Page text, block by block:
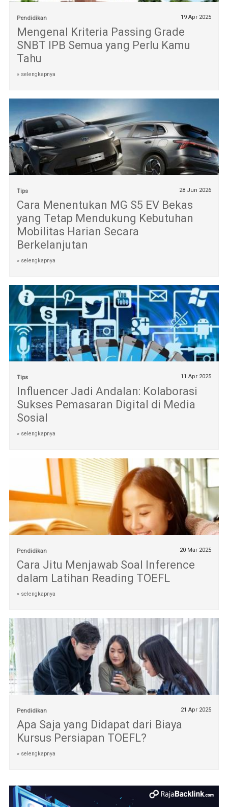
Pendidikan 19 Apr 2025
Mengenal Kriteria Passing Grade
SNBT IPB Semua yang Perlu Kamu
Tahu
» selengkapnya
Tips 28 Jun 2026
Cara Menentukan MG S5 EV Bekas
yang Tetap Mendukung Kebutuhan
Mobilitas Harian Secara
Berkelanjutan
» selengkapnya
Tips 11 Apr 2025
Influencer Jadi Andalan: Kolaborasi
Sukses Pemasaran Digital di Media
Sosial
» selengkapnya
Pendidikan 20 Mar 2025
Cara Jitu Menjawab Soal Inference
dalam Latihan Reading TOEFL
» selengkapnya
Pendidikan 21 Apr 2025
Apa Saja yang Didapat dari Biaya
Kursus Persiapan TOEFL?
» selengkapnya